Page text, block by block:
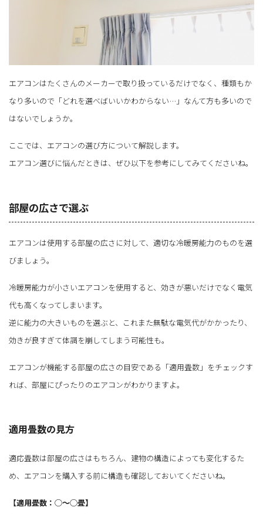
エアコンはたくさんのメーカーで取り扱っているだけでなく、種類もか
なり多いので「どれを選べばいいかわからない…」なんて方も多いので
はないでしょうか。
ここでは、エアコンの選び方について解説します。
エアコン選びに悩んだときは、ぜひ以下を参考にしてみてくださいね。
部屋の広さで選ぶ
エアコンは使用する部屋の広さに対して、適切な冷暖房能力のものを選
びましょう。
冷暖房能力が小さいエアコンを使用すると、効きが悪いだけでなく電気
代も高くなってしまいます。
逆に能力の大きいものを選ぶと、これまた無駄な電気代がかかったり、
効きが良すぎて体調を崩してしまう可能性も。
エアコンが機能する部屋の広さの目安である「適用畳数」をチェックす
れば、部屋にぴったりのエアコンがわかりますよ。
適用畳数の見方
適応畳数は部屋の広さはもちろん、建物の構造によっても変化するた
め、エアコンを購入する前に構造も確認しておいてくださいね。
【適用畳数：◯～◯畳】